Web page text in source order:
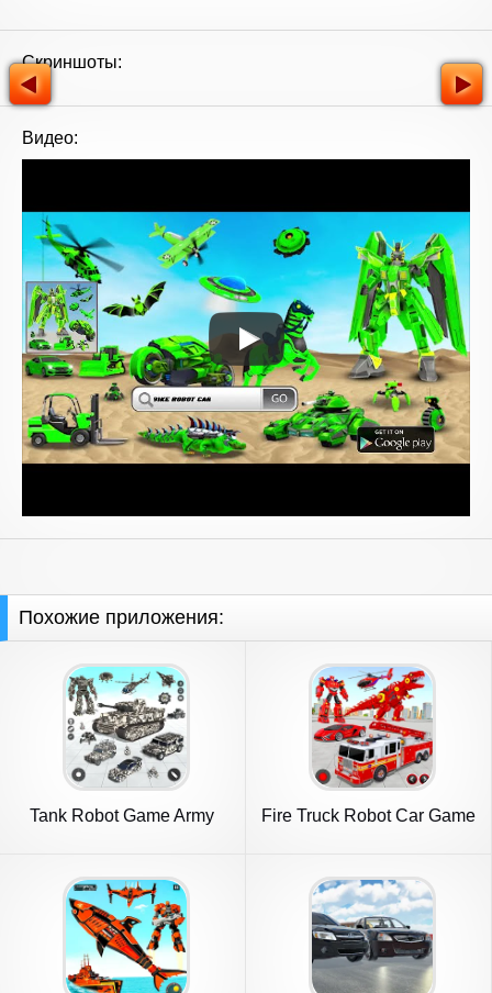
Скриншоты:
Видео:
Похожие приложения:
Tank Robot Game Army
Fire Truck Robot Car Game